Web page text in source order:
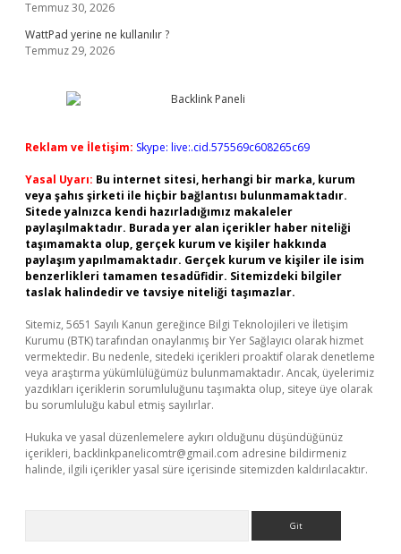
Temmuz 30, 2026
WattPad yerine ne kullanılır ?
Temmuz 29, 2026
Reklam ve İletişim: Skype: live:.cid.575569c608265c69
Yasal Uyarı: Bu internet sitesi, herhangi bir marka, kurum
veya şahıs şirketi ile hiçbir bağlantısı bulunmamaktadır.
Sitede yalnızca kendi hazırladığımız makaleler
paylaşılmaktadır. Burada yer alan içerikler haber niteliği
taşımamakta olup, gerçek kurum ve kişiler hakkında
paylaşım yapılmamaktadır. Gerçek kurum ve kişiler ile isim
benzerlikleri tamamen tesadüfidir. Sitemizdeki bilgiler
taslak halindedir ve tavsiye niteliği taşımazlar.
Sitemiz, 5651 Sayılı Kanun gereğince Bilgi Teknolojileri ve İletişim
Kurumu (BTK) tarafından onaylanmış bir Yer Sağlayıcı olarak hizmet
vermektedir. Bu nedenle, sitedeki içerikleri proaktif olarak denetleme
veya araştırma yükümlülüğümüz bulunmamaktadır. Ancak, üyelerimiz
yazdıkları içeriklerin sorumluluğunu taşımakta olup, siteye üye olarak
bu sorumluluğu kabul etmiş sayılırlar.
Hukuka ve yasal düzenlemelere aykırı olduğunu düşündüğünüz
içerikleri, backlinkpanelicomtr@gmail.com adresine bildirmeniz
halinde, ilgili içerikler yasal süre içerisinde sitemizden kaldırılacaktır.